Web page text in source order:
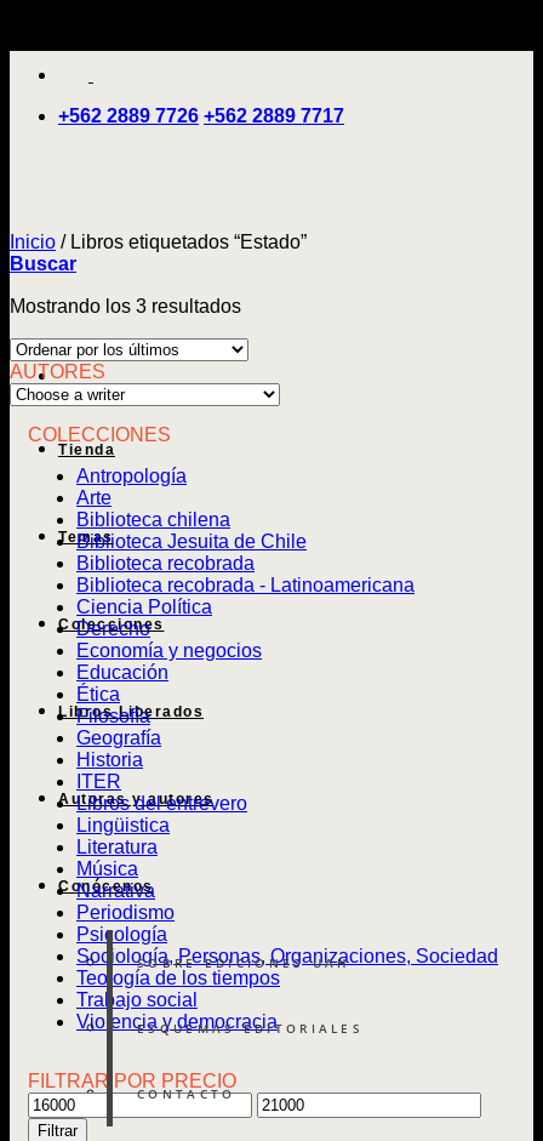
+562 2889 7726 +562 2889 7717
Tienda
Temas
Colecciones
Libros Liberados
Autoras y autores
Conócenos
SOBRE EDICIONES UAH
ESQUEMAS EDITORIALES
CONTACTO
Inicio /Libros etiquetados “Estado”
Buscar
Mostrando los 3 resultadosOrdenado
los
AUTORES
COLECCIONES
Antropología
Arte
Biblioteca chilena
Biblioteca Jesuita de Chile
Biblioteca recobrada
Biblioteca recobrada - Latinoamericana
Ciencia Política
Derecho
Economía y negocios
Educación
Ética
Filosofía
Geografía
Historia
ITER
Libros del entrevero
Lingüistica
Literatura
Música
Narrativa
Periodismo
Psicología
Sociología, Personas, Organizaciones, Sociedad
Teología de los tiempos
Trabajo social
Violencia y democracia
FILTRAR POR PRECIO
Precio
mínimo
Precio
máximo
Filtrar